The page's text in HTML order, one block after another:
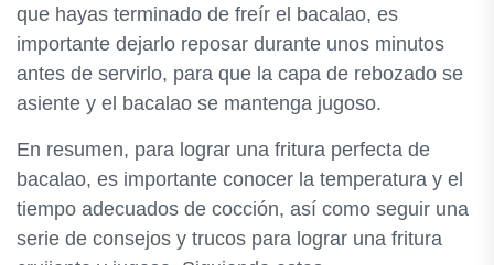
que hayas terminado de freír el bacalao, es
importante dejarlo reposar durante unos minutos
antes de servirlo, para que la capa de rebozado se
asiente y el bacalao se mantenga jugoso.
En resumen, para lograr una fritura perfecta de
bacalao, es importante conocer la temperatura y el
tiempo adecuados de cocción, así como seguir una
serie de consejos y trucos para lograr una fritura